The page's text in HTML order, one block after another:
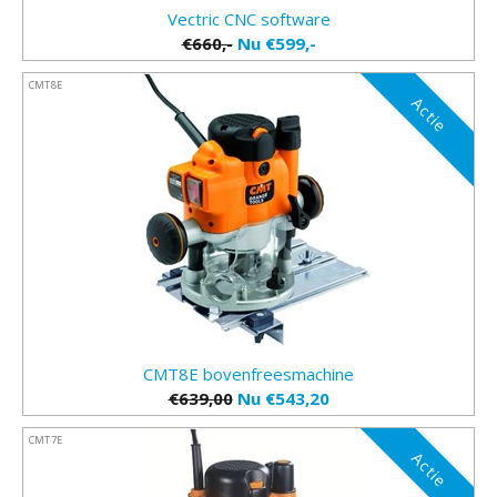
Vectric CNC software
€660,-Nu €599,-
Actie
CMT8E bovenfreesmachine
CMT8E
€639,00Nu €543,20
Actie
CMT7E